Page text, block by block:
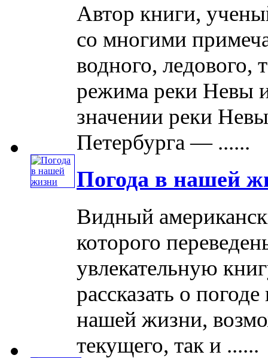
Автор книги,
со многими
водного, ледового,
режима реки Невы
значении реки
Петербурга — ......
Погода в нашей
Видный
которого
увлекательную
рассказать о
нашей жизни,
текущего, так и ......